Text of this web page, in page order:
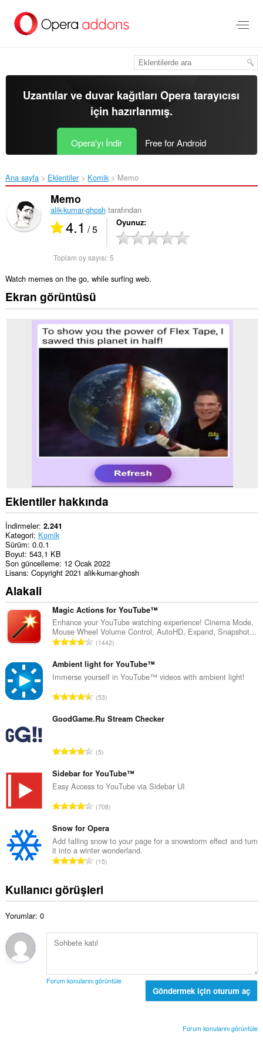
içeriğe
Uzantılar ve duvar kağıtlarıOpera tarayıcısı
için hazırlanmış.
Opera'yı İndir Free for Android
Ana sayfa Eklentiler Komik Memo‎
Memo
alik-kumar-ghoshtarafından
4.1 / 5 Oyunuz
Toplam oy sayısı:5
Watch memes on the go, while surfing web.
Ekran görüntüsü
Eklentiler hakkında
İndirmeler 2.241
Kategori Komik
Sürüm 0.0.1
Boyut 543,1 KB
Son güncelleme 12 Ocak 2022
Lisans Copyright 2021 alik-kumar-ghosh
Alakali
Magic Actions for YouTube™
Enhance your YouTube watching experience! Cinema Mode,
Mouse Wheel Volume Control, AutoHD, Expand, Snapshot...
T
p
l
m
y
a
y
ı
s
:
1442
Ambient light for YouTube™
Immerse yourself in YouTube™ videos with ambient light!
T
p
m
y
s
a
y
ı
s
ı
:
53
GoodGame.Ru Stream Checker
T
p
l
m
y
s
a
y
s
ı
5
Sidebar for YouTube™
Easy Access to YouTube via Sidebar UI
T
p
l
a
m
y
s
ı
s
708
Snow for Opera
Add falling snow to your page for a snowstorm effect and turn
it into a winter wonderland.
T
l
o
y
y
15
Kullanıcı görüşleri
Yorumlar: 0
Forum konularını görüntüle
Göndermek için oturum aç
Forum konularını görüntüle